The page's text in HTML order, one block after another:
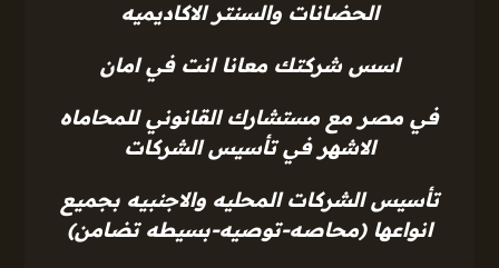
الحضانات والسنتر الاكاديميه
اسس شركتك معانا انت في امان
في مصر مع مستشارك القانوني للمحاماه
الاشهر في تأسيس الشركات
تأسيس الشركات المحليه والاجنبيه بجميع
انواعها (محاصه-توصيه-بسيطه تضامن)